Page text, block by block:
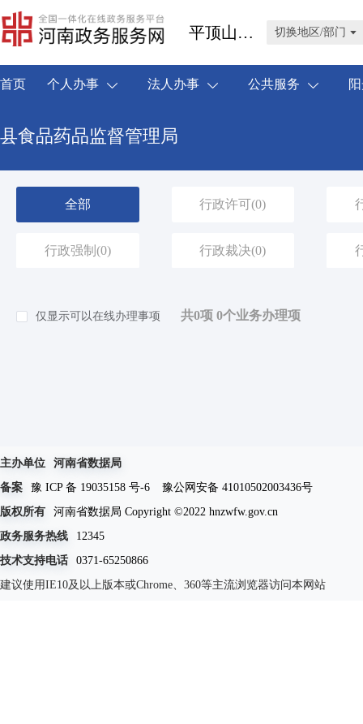
平顶山市叶县 切换地区/部门
首页 个人办事 法人办事 公共服务
县食品药品监督管理局
全部 行政许可(0)
行政强制 (0) 行政裁决(0)
仅显示可以在线办理事项 共0项 0个业务办理项
主办单位
河南省数据局
备案
豫 ICP 备 19035158 号-6
豫公网安备 41010502003436号
版权所有
河南省数据局 Copyright ©2022 hnzwfw.gov.cn
政务服务热线
12345
技术支持电话
0371-65250866
建议使用IE10及以上版本或Chrome、360等主流浏览器访问本网站